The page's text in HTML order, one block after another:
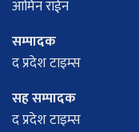
आमिन राईन
सम्पादक
द प्रदेश टाइम्स
सह सम्पादक
द प्रदेश टाइम्स